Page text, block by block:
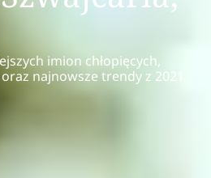
imion chłopięcych,
najnowsze trendy z 2021